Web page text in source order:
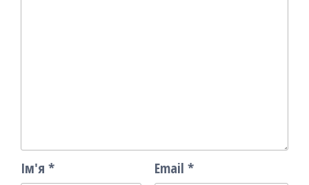
Ім'я * Email *